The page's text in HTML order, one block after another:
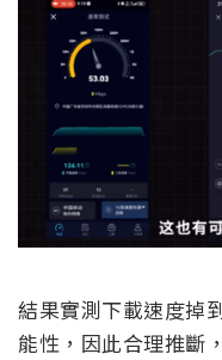
結果實測下載速度掉
能性，因此合理推斷